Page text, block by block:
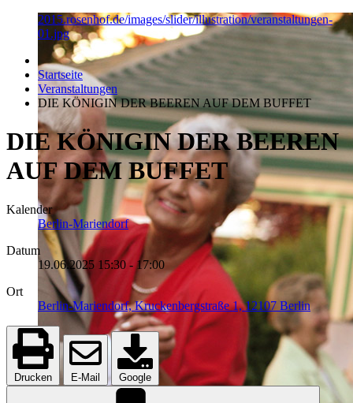
2015.rosenhof.de/images/slider/illustration/veranstaltungen-
01.jpg
Startseite
Veranstaltungen
DIE KÖNIGIN DER BEEREN AUF DEM BUFFET
DIE KÖNIGIN DER BEEREN
AUF DEM BUFFET
Kalender
Berlin-Mariendorf
Datum
19.06.2025 15:30 - 17:00
Ort
Berlin-Mariendorf, Kruckenbergstraße 1, 12107 Berlin
Drucken E-Mail Google